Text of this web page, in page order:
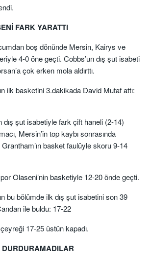
FARK YARATTI
boş dönünde Mersin, Kairys ve
4-0 öne geçti. Cobbs’undış şut isabeti
çok erken mola aldırttı.
ilk basketini 3.dakikada David Mutaf attı:
dış şut isabetiyle fark çift haneli (2-14)
acı, Mersin’in top kaybı sonrasında
Grantham’ınbasket faulüyle skoru 9-14
Olaseni’nin basketiyle 12-20 önde geçti.
bubölümde ilk dış şut isabetinison 39
ile buldu: 17-22
17-25 üstün kapadı.
DURDURAMADILAR